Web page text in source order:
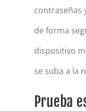
contraseñas
de forma
dispositivo
se suba a la
Prueba